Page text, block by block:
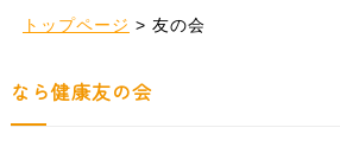
トップページ > 友の会
なら健康友の会